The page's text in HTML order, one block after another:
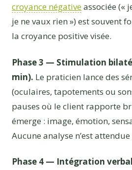
croyance négativeassociée («
je ne vaux rien ») est souvent
la croyance positive visée.
Phase 3 — Stimulation
min). Le praticien lance des
(oculaires, tapotements ou
pauses où le client rapporte
émerge : image, émotion,
Aucune analyse n’est attendue
Phase 4 — Intégration